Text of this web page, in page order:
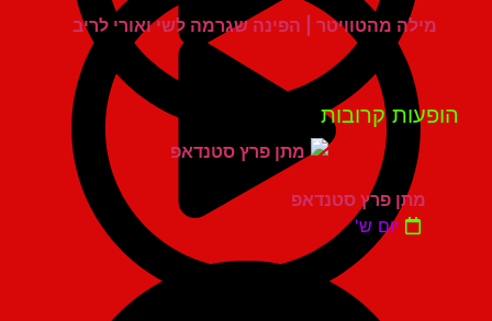
מילה מהטוויטר | הפינה שגרמה לשי ואורי לריב
קרובות
מתן פרץ סטנדאפ
יום ש'